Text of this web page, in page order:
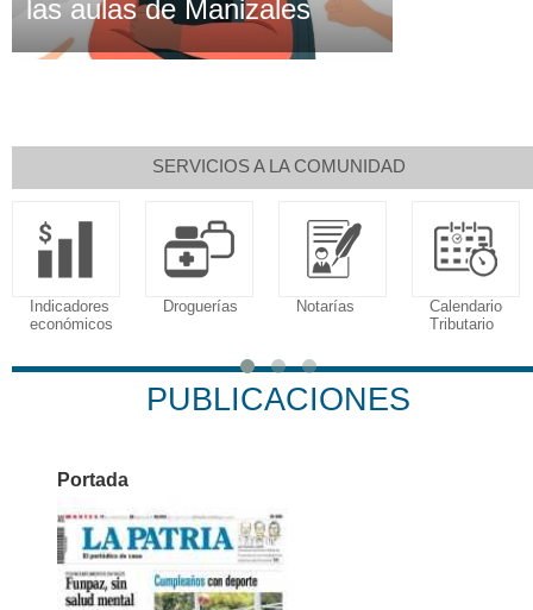
las aulas de Manizales
SERVICIOS A LA COMUNIDAD
Indicadores
económicos
Droguerías Notarías
Calendario
Tributario
PUBLICACIONES
Portada